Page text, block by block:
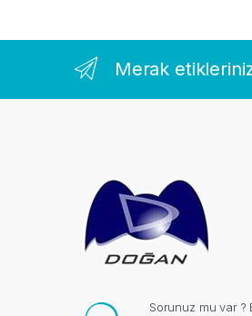
Merak
Sorunuz mu var ?